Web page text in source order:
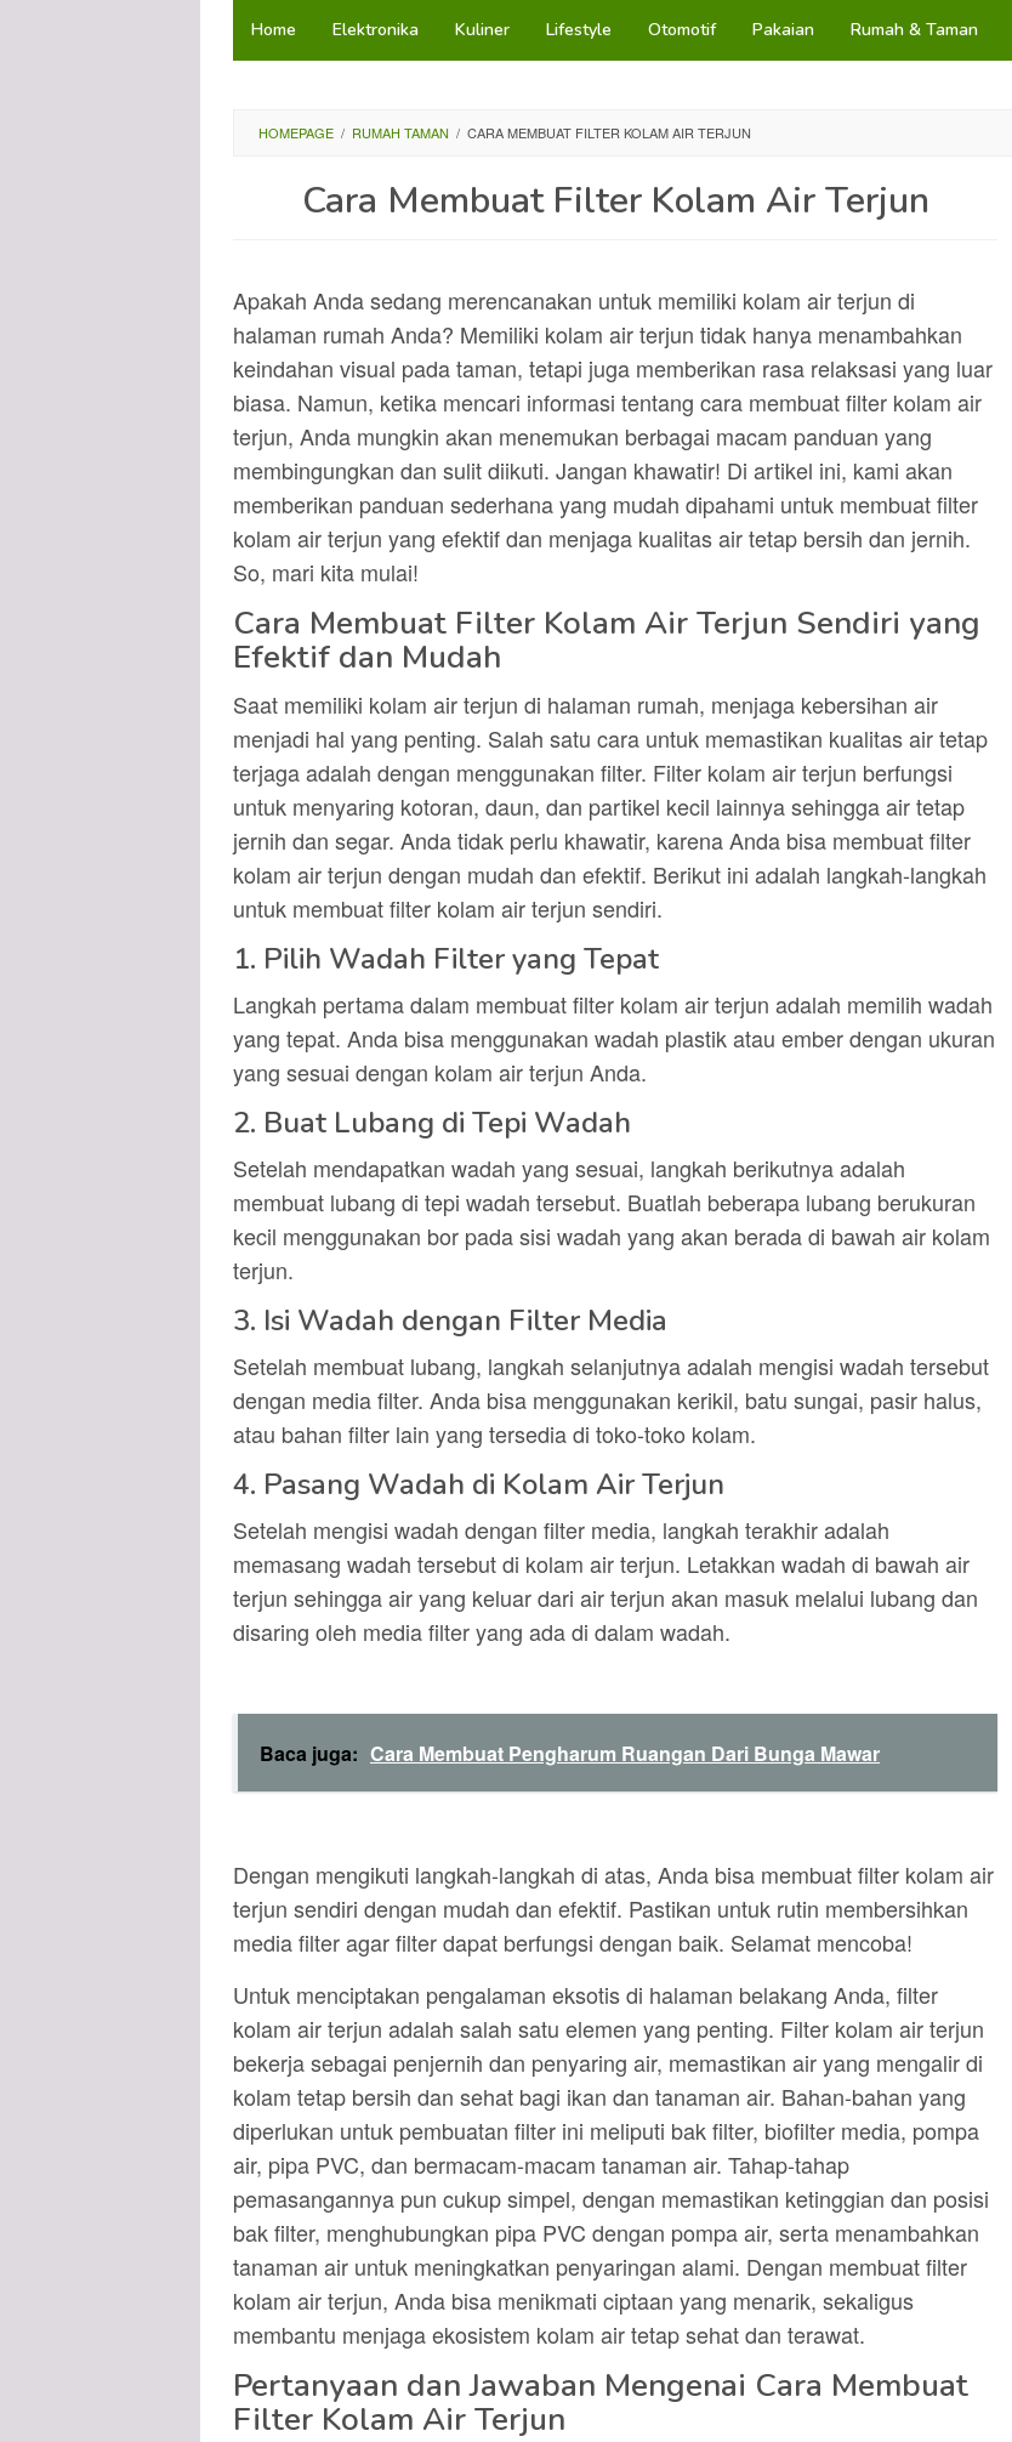
LoncatHome Elektronika Kuliner Lifestyle Otomotif Pakaian Rumah & Taman
HOMEPAGE / RUMAH TAMAN / CARA MEMBUAT FILTER KOLAM AIR TERJUN
Cara Membuat Filter Kolam Air Terjun
Apakah Anda sedang merencanakan untuk memiliki kolam air terjun di
halaman rumah Anda? Memiliki kolam air terjun tidak hanya menambahkan
keindahan visual pada taman, tetapi juga memberikan rasa relaksasi yang luar
biasa. Namun, ketika mencari informasi tentang cara membuat filter kolam air
terjun, Anda mungkin akan menemukan berbagai macam panduan yang
membingungkan dan sulit diikuti. Jangan khawatir! Di artikel ini, kami akan
memberikan panduan sederhana yang mudah dipahami untuk membuat filter
kolam air terjun yang efektif dan menjaga kualitas air tetap bersih dan jernih.
So, mari kita mulai!
Cara Membuat Filter Kolam Air Terjun Sendiri yang
Efektif dan Mudah
Saat memiliki kolam air terjun di halaman rumah, menjaga kebersihan air
menjadi hal yang penting. Salah satu cara untuk memastikan kualitas air tetap
terjaga adalah dengan menggunakan filter. Filter kolam air terjun berfungsi
untuk menyaring kotoran, daun, dan partikel kecil lainnya sehingga air tetap
jernih dan segar. Anda tidak perlu khawatir, karena Anda bisa membuat filter
kolam air terjun dengan mudah dan efektif. Berikut ini adalah langkah-langkah
untuk membuat filter kolam air terjun sendiri.
1. Pilih Wadah Filter yang Tepat
Langkah pertama dalam membuat filter kolam air terjun adalah memilih wadah
yang tepat. Anda bisa menggunakan wadah plastik atau ember dengan ukuran
yang sesuai dengan kolam air terjun Anda.
2. Buat Lubang di Tepi Wadah
Setelah mendapatkan wadah yang sesuai, langkah berikutnya adalah
membuat lubang di tepi wadah tersebut. Buatlah beberapa lubang berukuran
kecil menggunakan bor pada sisi wadah yang akan berada di bawah air kolam
terjun.
3. Isi Wadah dengan Filter Media
Setelah membuat lubang, langkah selanjutnya adalah mengisi wadah tersebut
dengan media filter. Anda bisa menggunakan kerikil, batu sungai, pasir halus,
atau bahan filter lain yang tersedia di toko-toko kolam.
4. Pasang Wadah di Kolam Air Terjun
Setelah mengisi wadah dengan filter media, langkah terakhir adalah
memasang wadah tersebut di kolam air terjun. Letakkan wadah di bawah air
terjun sehingga air yang keluar dari air terjun akan masuk melalui lubang dan
disaring oleh media filter yang ada di dalam wadah.
Baca juga: Cara Membuat Pengharum Ruangan Dari Bunga Mawar
Dengan mengikuti langkah-langkah di atas, Anda bisa membuat filter kolam air
terjun sendiri dengan mudah dan efektif. Pastikan untuk rutin membersihkan
media filter agar filter dapat berfungsi dengan baik. Selamat mencoba!
Untuk menciptakan pengalaman eksotis di halaman belakang Anda, filter
kolam air terjun adalah salah satu elemen yang penting. Filter kolam air terjun
bekerja sebagai penjernih dan penyaring air, memastikan air yang mengalir di
kolam tetap bersih dan sehat bagi ikan dan tanaman air. Bahan-bahan yang
diperlukan untuk pembuatan filter ini meliputi bak filter, biofilter media, pompa
air, pipa PVC, dan bermacam-macam tanaman air. Tahap-tahap
pemasangannya pun cukup simpel, dengan memastikan ketinggian dan posisi
bak filter, menghubungkan pipa PVC dengan pompa air, serta menambahkan
tanaman air untuk meningkatkan penyaringan alami. Dengan membuat filter
kolam air terjun, Anda bisa menikmati ciptaan yang menarik, sekaligus
membantu menjaga ekosistem kolam air tetap sehat dan terawat.
Pertanyaan dan Jawaban Mengenai Cara Membuat
Filter Kolam Air Terjun